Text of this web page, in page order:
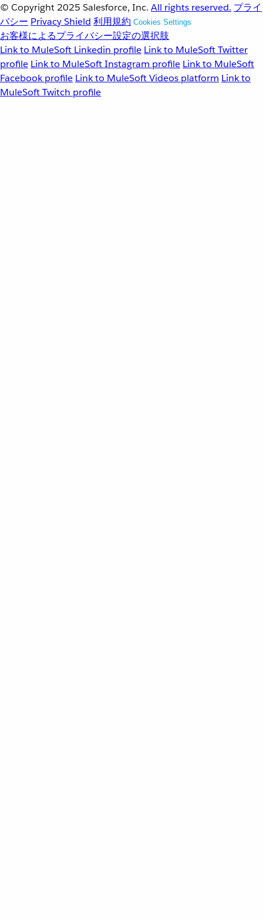
© Copyright 2025 Salesforce, Inc. All rights reserved. プライ
バシー Privacy Shield 利用規約 Cookies Settings
お客様によるプライバシー設定の選択肢
Link to MuleSoft Linkedin profile Link to MuleSoft Twitter
profile Link to MuleSoft Instagram profile Link to MuleSoft
Facebook profile Link to MuleSoft Videos platform Link to
MuleSoft Twitch profile